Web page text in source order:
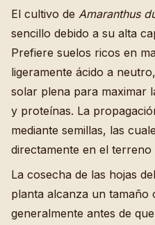
El cultivo de Amaranthus
sencillo debido a su alta
Prefiere suelos ricos en
ligeramente ácido a
solar plena para maximar
y proteínas. La
mediante semillas, las
directamente en el
La cosecha de las hojas
planta alcanza un tamaño
generalmente antes de